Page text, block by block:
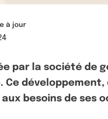
à jour
par la société de
Ce
besoins de ses